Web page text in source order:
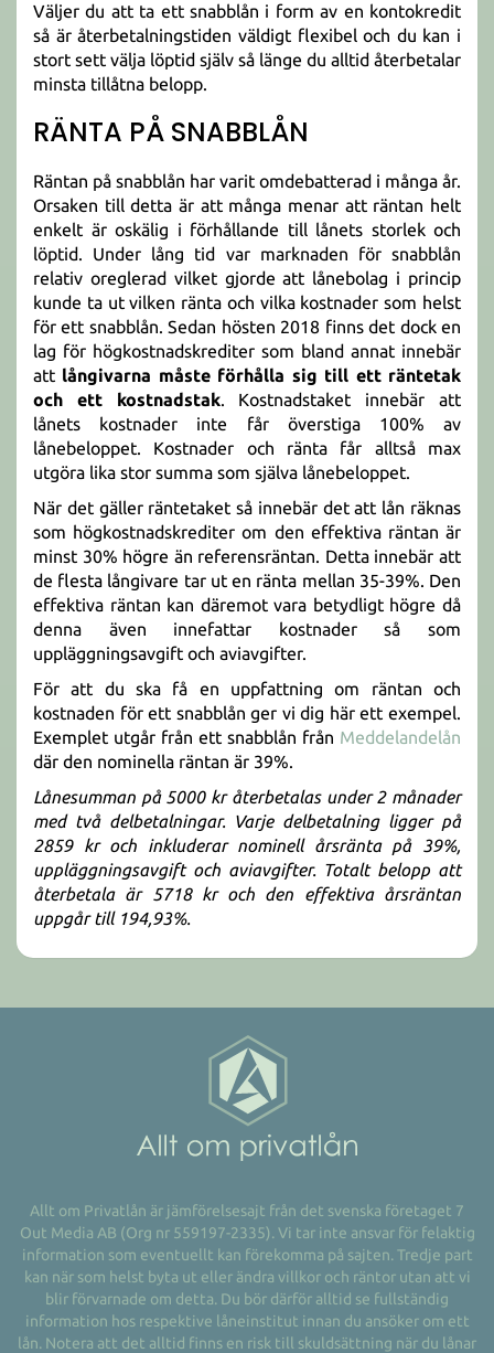
Väljer du att ta ett snabblån i form av en kontokredit
så är återbetalningstiden väldigt flexibel och du kan i
stort sett välja löptid själv så länge du alltid återbetalar
minsta tillåtna belopp.
RÄNTA PÅ SNABBLÅN
Räntan på snabblån har varit omdebatterad i många år.
Orsaken till detta är att många menar att räntan helt
enkelt är oskälig i förhållande till lånets storlek och
löptid. Under lång tid var marknaden för snabblån
relativ oreglerad vilket gjorde att lånebolag i princip
kunde ta ut vilken ränta och vilka kostnader som helst
för ett snabblån. Sedan hösten 2018 finns det dock en
lag för högkostnadskrediter som bland annat innebär
att långivarna måste förhålla sig till ett räntetak
och ett kostnadstak. Kostnadstaket innebär att
lånets kostnader inte får överstiga 100% av
lånebeloppet. Kostnader och ränta får alltså max
utgöra lika stor summa som själva lånebeloppet.
När det gäller räntetaket så innebär det att lån räknas
som högkostnadskrediter om den effektiva räntan är
minst 30% högre än referensräntan. Detta innebär att
de flesta långivare tar ut en ränta mellan 35-39%. Den
effektiva räntan kan däremot vara betydligt högre då
denna även innefattar kostnader så som
uppläggningsavgift och aviavgifter.
För att du ska få en uppfattning om räntan och
kostnaden för ett snabblån ger vi dig här ett exempel.
Exemplet utgår från ett snabblån från Meddelandelån
där den nominella räntan är 39%.
Lånesumman på 5000 kr återbetalas under 2 månader
med två delbetalningar. Varje delbetalning ligger på
2859 kr och inkluderar nominell årsränta på 39%,
uppläggningsavgift och aviavgifter. Totalt belopp att
återbetala är 5718 kr och den effektiva årsräntan
uppgår till 194,93%.
Allt om Privatlån är jämförelsesajt från det svenska företaget 7
Out Media AB (Org nr 559197-2335). Vi tar inte ansvar för felaktig
information som eventuellt kan förekomma på sajten. Tredje part
kan när som helst byta ut eller ändra villkor och räntor utan att vi
blir förvarnade om detta. Du bör därför alltid se fullständig
information hos respektive låneinstitut innan du ansöker om ett
lån. Notera att det alltid finns en risk till skuldsättning när du lånar